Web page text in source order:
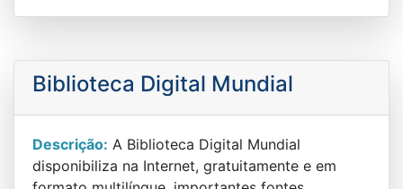
Biblioteca Digital Mundial
Descrição: A Biblioteca Digital Mundial
disponibiliza na Internet, gratuitamente e em